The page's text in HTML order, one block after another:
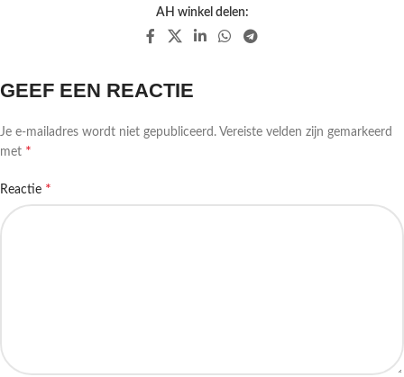
AH winkel delen:
GEEF EEN REACTIE
Je e-mailadres wordt niet gepubliceerd. Vereiste velden zijn gemarkeerd
met *
Reactie *